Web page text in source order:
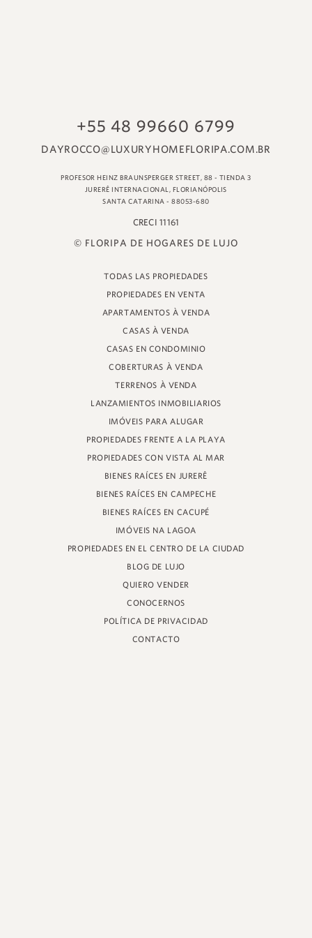
PROFESOR HEINZ BRAUNSPERGER STREET, 88 - TIENDA 3
JURERÊ INTERNACIONAL, FLORIANÓPOLIS
SANTA CATARINA - 88053-680
CRECI 11161
© FLORIPA DE HOGARES DE LUJO
TODAS LAS PROPIEDADES
PROPIEDADES EN VENTA
APARTAMENTOS À VENDA
CASAS À VENDA
CASAS EN CONDOMINIO
COBERTURAS À VENDA
TERRENOS À VENDA
LANZAMIENTOS INMOBILIARIOS
IMÓVEIS PARA ALUGAR
PROPIEDADES FRENTE A LA PLAYA
PROPIEDADES CON VISTA AL MAR
BIENES RAÍCES EN JURERÊ
BIENES RAÍCES EN CAMPECHE
BIENES RAÍCES EN CACUPÉ
IMÓVEIS NA LAGOA
PROPIEDADES EN EL CENTRO DE LA CIUDAD
BLOG DE LUJO
QUIERO VENDER
CONOCERNOS
POLÍTICA DE PRIVACIDAD
CONTACTO